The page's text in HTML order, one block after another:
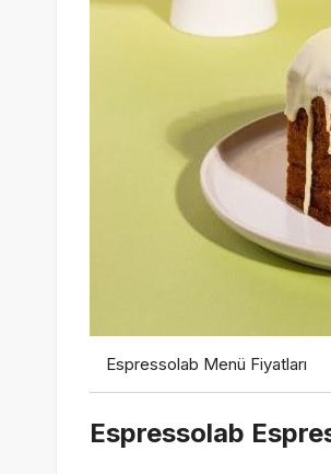
Espressolab Menü Fiyatları
Espressolab